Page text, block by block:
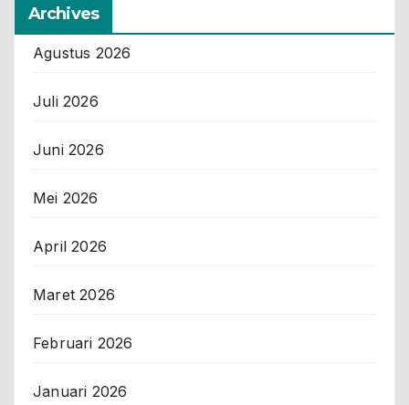
Archives
Agustus 2026
Juli 2026
Juni 2026
Mei 2026
April 2026
Maret 2026
Februari 2026
Januari 2026